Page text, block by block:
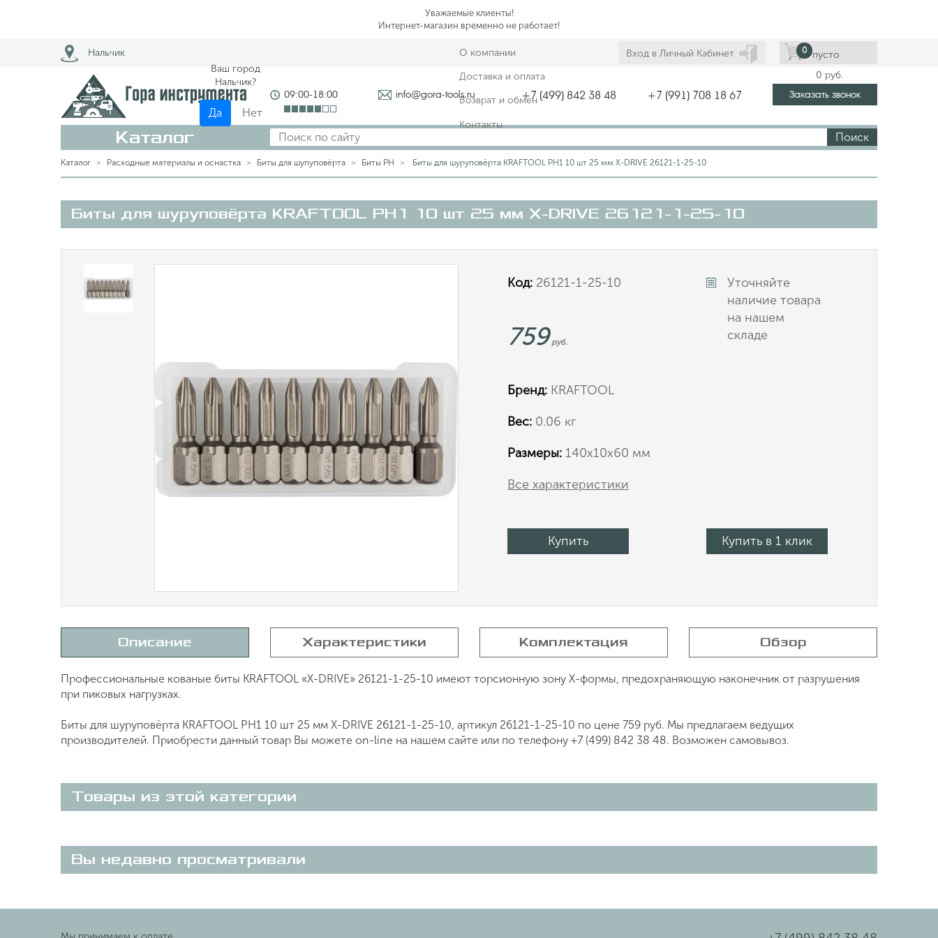
Уважаемые клиенты!
Интернет-магазин временно не работает!
Нальчик
Ваш город
Нальчик?
Да Нет
О компании
Доставка и оплата
Возврат и обмен
Контакты
Вход в Личный Кабинет пусто
0
0 руб.
09:00-18:00 info@gora-tools.ru +7 (499) 842 38 48 +7 (991) 708 18 67 Заказать звонок
Каталог Поиск
Каталог Расходные материалы и оснастка Биты для шупуповёрта Биты PH Биты для шуруповёрта KRAFTOOL PH1 10 шт 25 мм X-DRIVE 26121-1-25-10
Биты для шуруповёрта KRAFTOOL PH1 10 шт 25 мм X-DRIVE 26121-1-25-10
Код: 26121-1-25-10
759 руб.
Бренд: KRAFTOOL
Вес: 0.06 кг
Размеры: 140х10х60 мм
Все характеристики
Уточняйте
наличие товара
на нашем
складе
Купить Купить в 1 клик
Описание Характеристики Комплектация Обзор
Профессиональные кованые биты KRAFTOOL «X-DRIVE» 26121-1-25-10 имеют торсионную зону Х-формы, предохраняющую наконечник от разрушения
при пиковых нагрузках.
Биты для шуруповёрта KRAFTOOL PH1 10 шт 25 мм X-DRIVE 26121-1-25-10, артикул 26121-1-25-10 по цене 759 руб. Мы предлагаем ведущих
производителей. Приобрести данный товар Вы можете on-line на нашем сайте или по телефону +7 (499) 842 38 48. Возможен самовывоз.
Товары из этой категории
Вы недавно просматривали